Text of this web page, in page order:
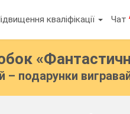
кваліфікації Чат
– подарунки